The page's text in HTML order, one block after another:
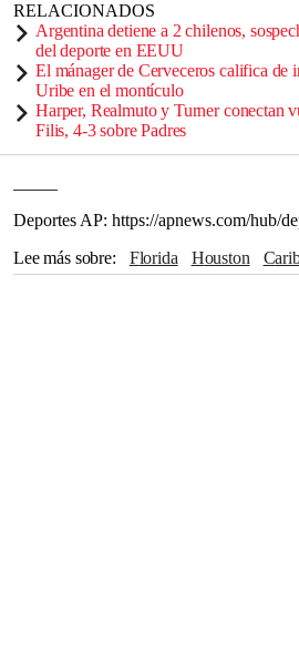
RELACIONADOS
Argentina detiene a 2 chilenos,
del deporte en EEUU
El mánager de Cerveceros califica de
Uribe en el montículo
Harper, Realmuto y Turner conectan
Filis, 4-3 sobre Padres
Deportes AP: https://apnews.com/hub/
Lee más sobre
Florida Houston